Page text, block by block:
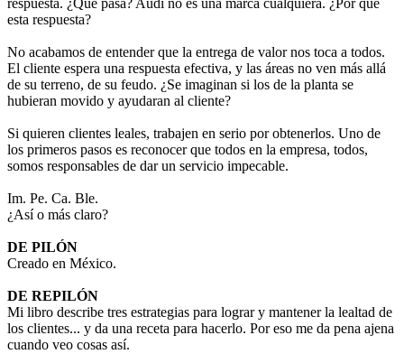
respuesta. ¿Qué pasa? Audi no es una marca cualquiera. ¿Por qué
esta respuesta?
No acabamos de entender que la entrega de valor nos toca a todos.
El cliente espera una respuesta efectiva, y las áreas no ven más allá
de su terreno, de su feudo. ¿Se imaginan si los de la planta se
hubieran movido y ayudaran al cliente?
Si quieren clientes leales, trabajen en serio por obtenerlos. Uno de
los primeros pasos es reconocer que todos en la empresa, todos,
somos responsables de dar un servicio impecable.
Im. Pe. Ca. Ble.
¿Así o más claro?
DE PILÓN
Creado en México.
DE REPILÓN
Mi libro describe tres estrategias para lograr y mantener la lealtad de
los clientes... y da una receta para hacerlo. Por eso me da pena ajena
cuando veo cosas así.